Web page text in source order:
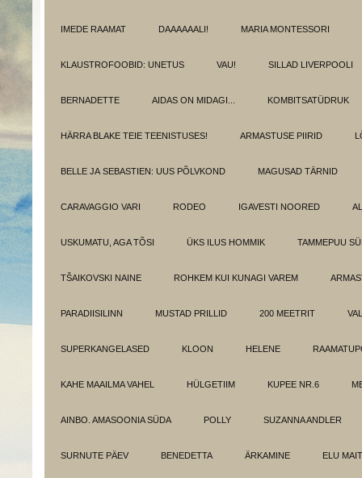
IMEDE RAAMAT DAAAAAALI! MARIA MONTESSORI
KLAUSTROFOOBID: UNETUS VAU! SILLAD LIVERPOOLI
BERNADETTE AIDAS ON MIDAGI... KOMBITSATÜDRUK
HÄRRA BLAKE TEIE TEENISTUSES! ARMASTUSE PIIRID
BELLE JA SEBASTIEN: UUS PÕLVKOND MAGUSAD TÄRNID
CARAVAGGIO VARI RODEO IGAVESTI NOORED
USKUMATU, AGA TÕSI ÜKS ILUS HOMMIK TAMMEPUU
TŠAIKOVSKI NAINE ROHKEM KUI KUNAGI VAREM
PARADIISILINN MUSTAD PRILLID 200 MEETRIT
SUPERKANGELASED KLOON HELENE
KAHE MAAILMA VAHEL HÜLGETIIM KUPEE NR.6
AINBO. AMASOONIA SÜDA POLLY SUZANNA ANDLER
SURNUTE PÄEV BENEDETTA ÄRKAMINE ELU